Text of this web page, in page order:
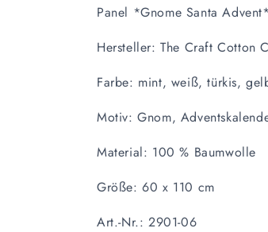
Panel *Gnome Santa Advent*
Hersteller: The Craft Cotton
Farbe: mint, weiß, türkis,
Motiv: Gnom,
Material: 100 % Baumwolle
Größe: 60 x 110 cm
Art.-Nr.: 2901-06